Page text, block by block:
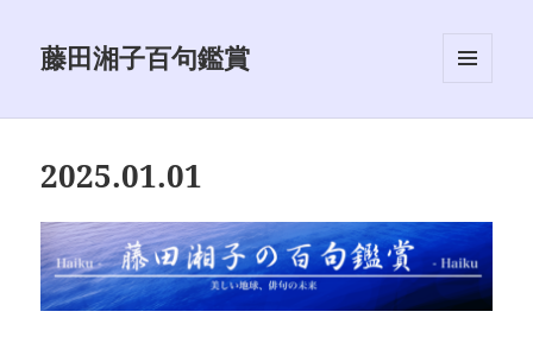
藤田湘子百句鑑賞
ーとウ
2025.01.01